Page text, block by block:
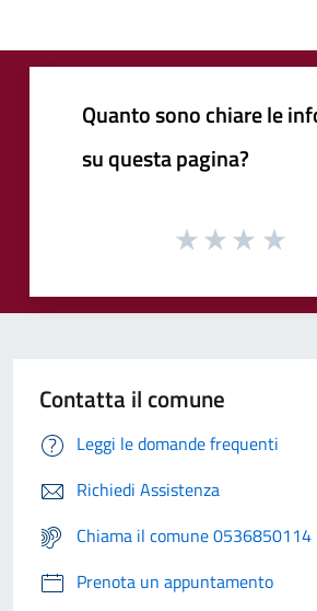
Quanto sono chiare le
su questa pagina?
Contatta il comune
Leggi le domande frequenti
Richiedi Assistenza
Chiama il comune 0536850114
Prenota un appuntamento